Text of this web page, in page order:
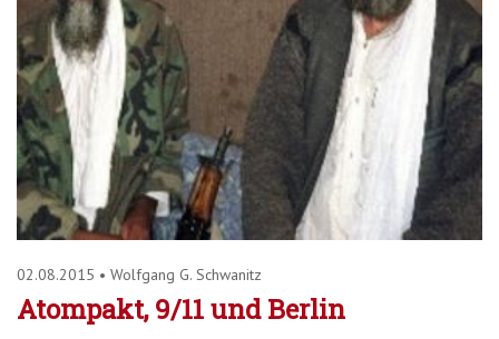
02.08.2015 • Wolfgang G. Schwanitz
Atompakt, 9/11 und Berlin